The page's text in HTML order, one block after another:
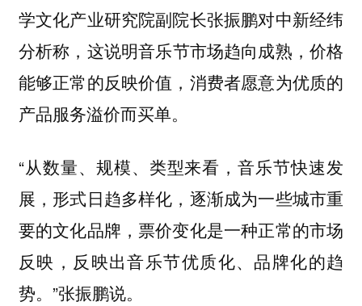
学文化产业研究院副院长张振鹏对中新经纬
分析称， 这说明音乐节市场趋向成熟，价格
能够正常的反映价值，消费者愿意为优质的
产品服务溢价而买单。
“从数量、规模、类型来看，音乐节快速发
展，形式日趋多样化，逐渐成为一些城市重
要的文化品牌，票价变化是一种正常的市场
反映，反映出音乐节优质化、品牌化的趋
势。”张振鹏说。